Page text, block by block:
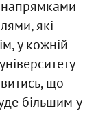
напрямками
які
у кожній
що
більшим у